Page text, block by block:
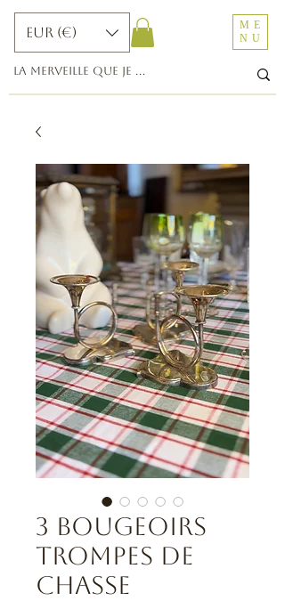
EUR (€)
ME
NU
3 bougeoirs
Trompes de
chasse